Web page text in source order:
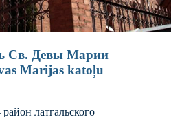
Св. Девы Марии
Marijas katoļu
латгальского